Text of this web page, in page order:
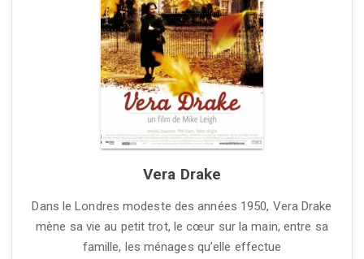
Vera Drake
Dans le Londres modeste des années 1950, Vera Drake
mène sa vie au petit trot, le cœur sur la main, entre sa
famille, les ménages qu’elle effectue